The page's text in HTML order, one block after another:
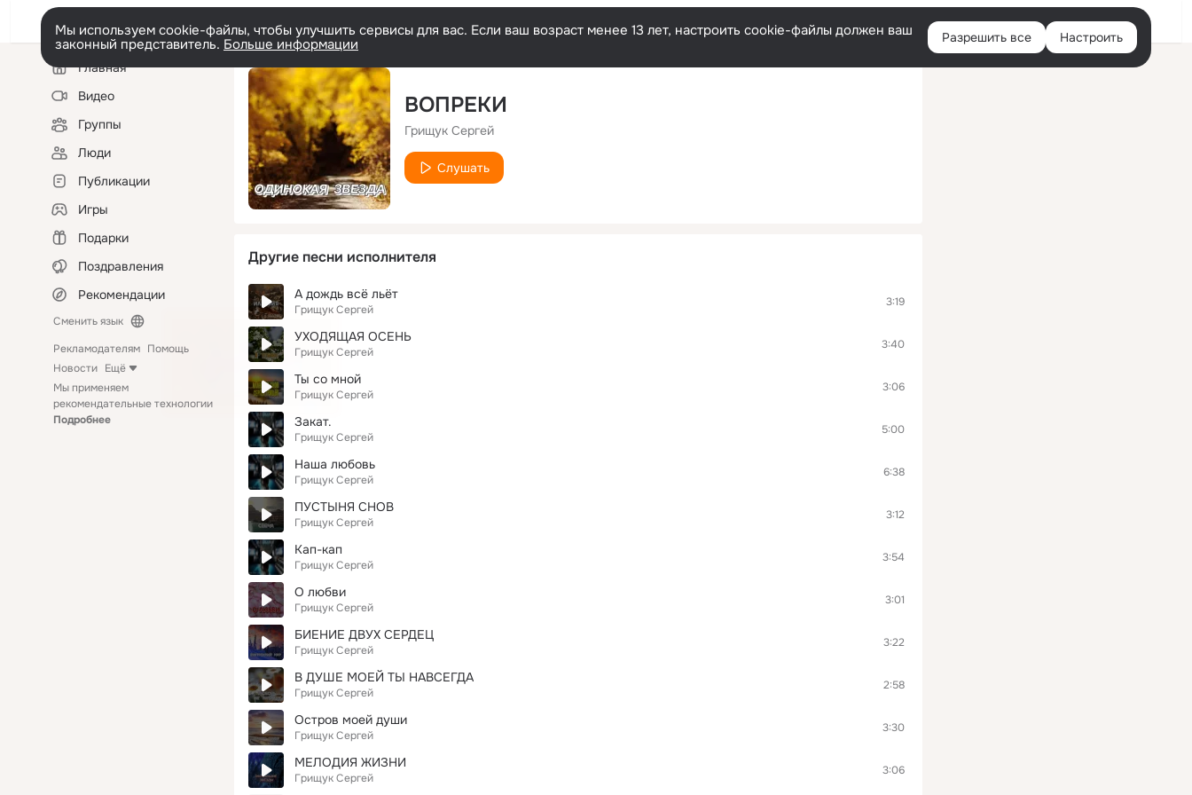
Войти
Мы используем cookie-файлы, чтобы улучшить сервисы для вас. Если ваш возраст менее 13 лет, настроить cookie-файлы должен ваш
законный представитель. Больше информации Разрешить все Настроить
Левая
колонкаГлавная
Видео
Группы
Люди
Публикации
Игры
Подарки
Поздравления
Рекомендации
Сменить язык
Рекламодателям Помощь
Новости Ещё
Мы применяем
рекомендательные технологии
Подробнее
ВОПРЕКИ
Грищук Сергей
Слушать
Другие песни исполнителя
А дождь всё льёт
Грищук Сергей
3:19
УХОДЯЩАЯ ОСЕНЬ
Грищук Сергей
3:40
Ты со мной
Грищук Сергей
3:06
Закат.
Грищук Сергей
5:00
Наша любовь
Грищук Сергей
6:38
ПУСТЫНЯ СНОВ
Грищук Сергей
3:12
Кап-кап
Грищук Сергей
3:54
О любви
Грищук Сергей
3:01
БИЕНИЕ ДВУХ СЕРДЕЦ
Грищук Сергей
3:22
В ДУШЕ МОЕЙ ТЫ НАВСЕГДА
Грищук Сергей
2:58
Остров моей души
Грищук Сергей
3:30
МЕЛОДИЯ ЖИЗНИ
Грищук Сергей
3:06